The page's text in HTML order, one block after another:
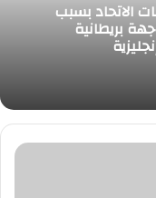
الاتحاد بسبب
بريطانية